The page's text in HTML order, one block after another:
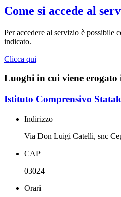
Come si accede al
Per accedere al servizio è possibile
indicato.
Clicca qui
Luoghi in cui viene erogato
Istituto Comprensivo
Indirizzo
Via Don Luigi Catelli, snc
CAP
03024
Orari